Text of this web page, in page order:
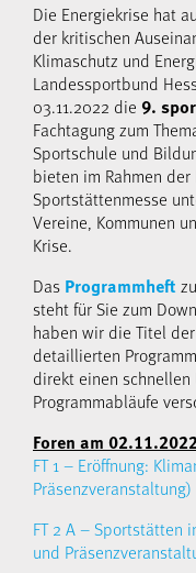
Die Energiekrise hat
der kritischen
Klimaschutz und
Landessportbund
03.11.2022 die 9.
Fachtagung zum
Sportschule und
bieten im Rahmen
Sportstättenmesse
Vereine, Kommunen
Krise.
Das Programmheft
steht für Sie zum
haben wir die Titel
detaillierten
direkt einen
Programmabläufe
Foren am
FT 1 – Eröffnung:
Präsenzveranstaltung)
FT 2 A – Sportstätten
und